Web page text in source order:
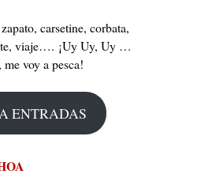
carsetine, corbata,
viaje…. ¡Uy Uy, Uy …
voy a pesca!
ENTRADAS